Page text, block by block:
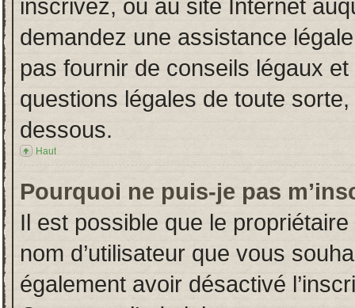
inscrivez, ou au site Internet
demandez une assistance
pas fournir de conseils légaux
questions légales de toute
dessous.
Haut
Pourquoi ne puis-je pas
Il est possible que le
nom d’utilisateur que vous
également avoir désactivé